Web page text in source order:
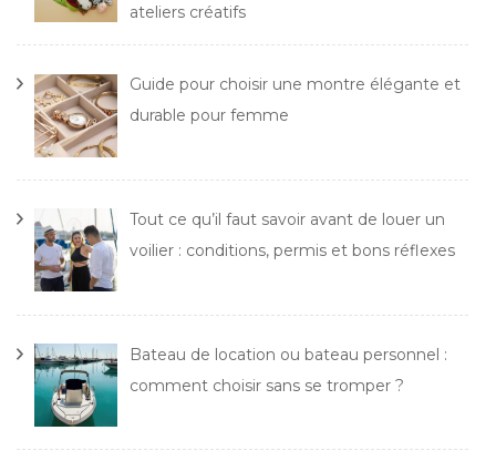
ateliers créatifs
Guide pour choisir une montre élégante et
durable pour femme
Tout ce qu’il faut savoir avant de louer un
voilier : conditions, permis et bons réflexes
Bateau de location ou bateau personnel :
comment choisir sans se tromper ?